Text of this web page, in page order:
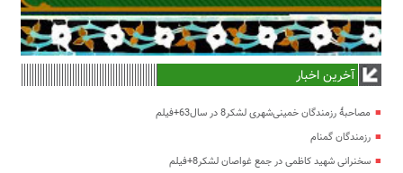
آخرین اخبار
مصاحبۀ رزمندگان خمینی‌شهری لشکر8 در سال63+فیلم
رزمندگان گمنام
سخنرانی شهید کاظمی در جمع غواصان لشکر8+فیلم